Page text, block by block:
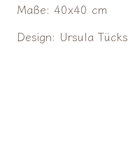
Maße: 40x40 cm
Design: Ursula Tücks